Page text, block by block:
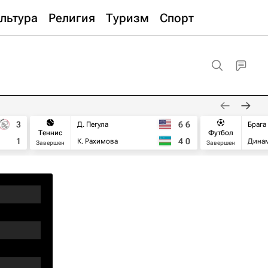
Религия Туризм Спорт
3
1
Теннис
Завершен
Д. Пегула
К. Рахимова
6 6
4 0
Футбол
Завершен
Брага